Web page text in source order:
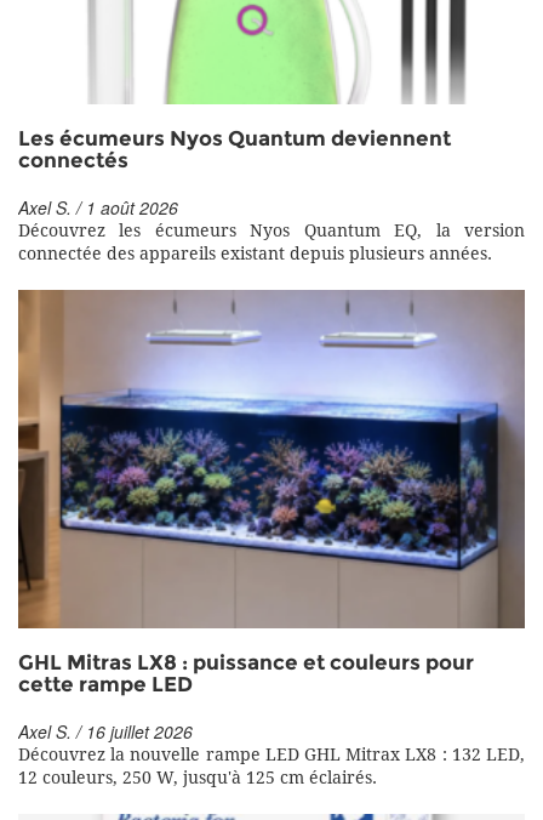
Les écumeurs Nyos Quantum deviennent
connectés
Axel S. / 1 août 2026
Découvrez les écumeurs Nyos Quantum EQ, la version
connectée des appareils existant depuis plusieurs années.
GHL Mitras LX8 : puissance et couleurs pour
cette rampe LED
Axel S. / 16 juillet 2026
Découvrez la nouvelle rampe LED GHL Mitrax LX8 : 132 LED,
12 couleurs, 250 W, jusqu'à 125 cm éclairés.